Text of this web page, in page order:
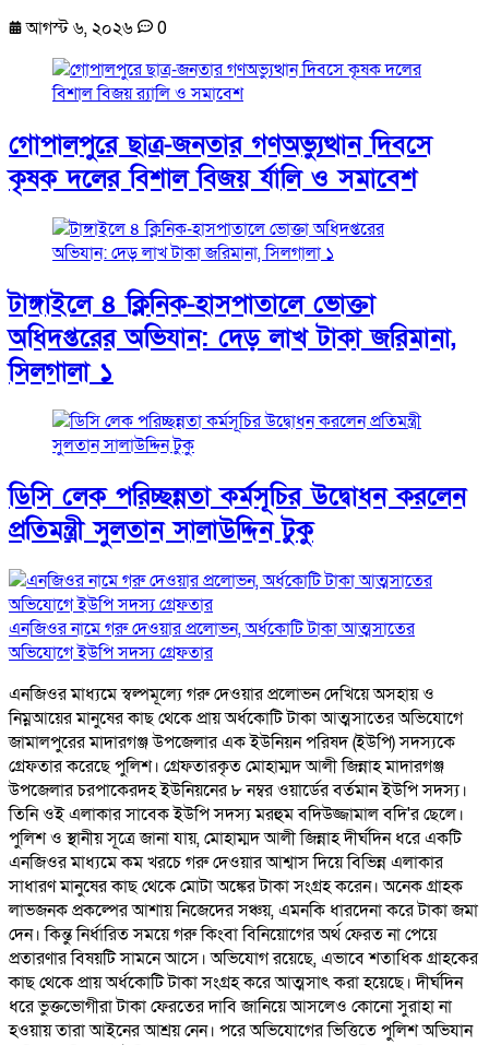
আগস্ট ৬, ২০২৬
0
গোপালপুরে ছাত্র-জনতার গণঅভ্যুত্থান দিবসে
কৃষক দলের বিশাল বিজয় র্যালি ও সমাবেশ
টাঙ্গাইলে ৪ ক্লিনিক-হাসপাতালে ভোক্তা
অধিদপ্তরের অভিযান: দেড় লাখ টাকা জরিমানা,
সিলগালা ১
ডিসি লেক পরিচ্ছন্নতা কর্মসূচির উদ্বোধন করলেন
প্রতিমন্ত্রী সুলতান সালাউদ্দিন টুকু
এনজিওর নামে গরু দেওয়ার প্রলোভন, অর্ধকোটি টাকা আত্মসাতের
অভিযোগে ইউপি সদস্য গ্রেফতার
এনজিওর মাধ্যমে স্বল্পমূল্যে গরু দেওয়ার প্রলোভন দেখিয়ে অসহায় ও
নিম্নআয়ের মানুষের কাছ থেকে প্রায় অর্ধকোটি টাকা আত্মসাতের অভিযোগে
জামালপুরের মাদারগঞ্জ উপজেলার এক ইউনিয়ন পরিষদ (ইউপি) সদস্যকে
গ্রেফতার করেছে পুলিশ। গ্রেফতারকৃত মোহাম্মদ আলী জিন্নাহ মাদারগঞ্জ
উপজেলার চরপাকেরদহ ইউনিয়নের ৮ নম্বর ওয়ার্ডের বর্তমান ইউপি সদস্য।
তিনি ওই এলাকার সাবেক ইউপি সদস্য মরহুম বদিউজ্জামাল বদি'র ছেলে।
পুলিশ ও স্থানীয় সূত্রে জানা যায়, মোহাম্মদ আলী জিন্নাহ দীর্ঘদিন ধরে একটি
এনজিওর মাধ্যমে কম খরচে গরু দেওয়ার আশ্বাস দিয়ে বিভিন্ন এলাকার
সাধারণ মানুষের কাছ থেকে মোটা অঙ্কের টাকা সংগ্রহ করেন। অনেক গ্রাহক
লাভজনক প্রকল্পের আশায় নিজেদের সঞ্চয়, এমনকি ধারদেনা করে টাকা জমা
দেন। কিন্তু নির্ধারিত সময়ে গরু কিংবা বিনিয়োগের অর্থ ফেরত না পেয়ে
প্রতারণার বিষয়টি সামনে আসে। অভিযোগ রয়েছে, এভাবে শতাধিক গ্রাহকের
কাছ থেকে প্রায় অর্ধকোটি টাকা সংগ্রহ করে আত্মসাৎ করা হয়েছে। দীর্ঘদিন
ধরে ভুক্তভোগীরা টাকা ফেরতের দাবি জানিয়ে আসলেও কোনো সুরাহা না
হওয়ায় তারা আইনের আশ্রয় নেন। পরে অভিযোগের ভিত্তিতে পুলিশ অভিযান